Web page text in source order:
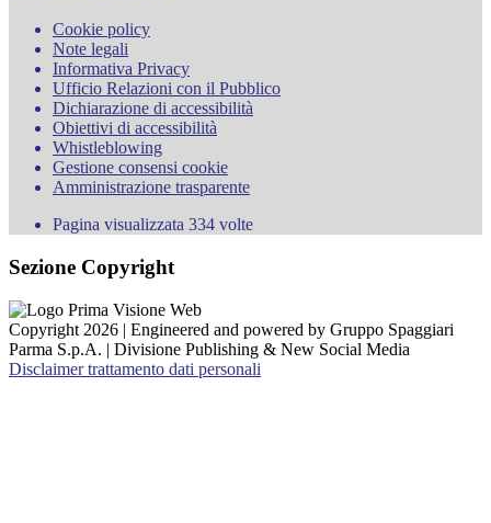
Cookie policy
Note legali
Informativa Privacy
Ufficio Relazioni con il Pubblico
Dichiarazione di accessibilità
Obiettivi di accessibilità
Whistleblowing
Gestione consensi cookie
Amministrazione trasparente
Pagina visualizzata 334 volte
Sezione Copyright
Copyright 2026 | Engineered and powered by Gruppo Spaggiari
Parma S.p.A. | Divisione Publishing & New Social Media
Disclaimer trattamento dati personali